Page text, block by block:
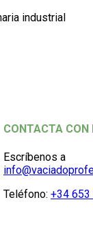
CONTACTA CON
Escríbenos a
Teléfono: +34